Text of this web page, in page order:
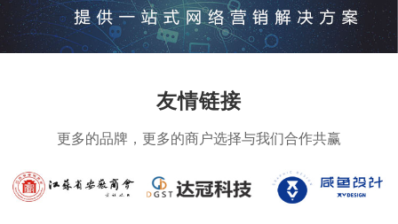
友情链接
更多的品牌，更多的商户选择与我们合作共赢